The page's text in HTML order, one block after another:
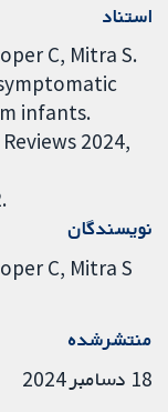
استناد
C, Mitra S.
infants.
2024,
نویسندگان
C Mitra S
منتشرشده
18 دسامبر 2024